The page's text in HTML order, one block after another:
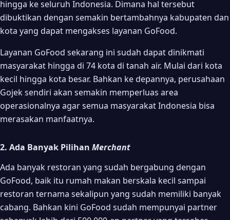
hingga ke seluruh Indonesia. Dimana hal tersebut
dibuktikan dengan semakin bertambahnya kabupaten dan
kota yang dapat mengakses layanan GoFood.
Layanan GoFood sekarang ini sudah dapat dinikmati
masyarakat hingga di 74 kota di tanah air. Mulai dari kota
kecil hingga kota besar. Bahkan ke depannya, perusahaan
Gojek sendiri akan semakin memperluas area
operasionalnya agar semua masyarakat Indonesia bisa
merasakan manfaatnya.
2. Ada Banyak Pilihan Merchant
Ada banyak restoran yang sudah bergabung dengan
GoFood, baik itu rumah makan berskala kecil sampai
restoran ternama sekalipun yang sudah memiliki banyak
cabang. Bahkan kini GoFood sudah mempunyai partner